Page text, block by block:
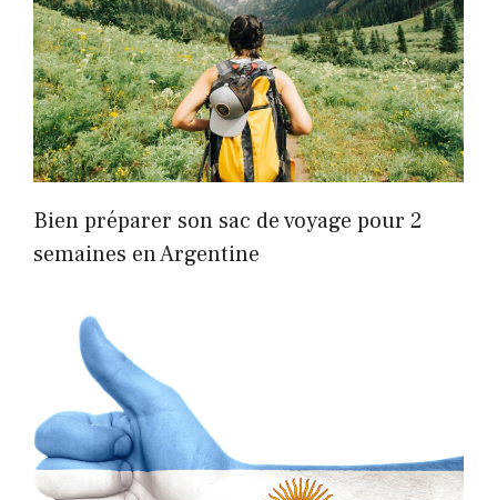
Bien préparer son sac de voyage pour 2
semaines en Argentine